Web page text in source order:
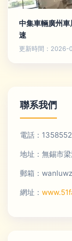
中集車輛廣州車
速
更新時間：2026-
聯系我們
電話：
地址：無錫市
郵箱：
網址：